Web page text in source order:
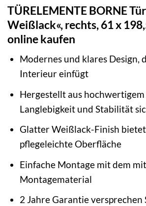
TÜRELEMENTE BORNE
Weißlack«, rechts, 61 x
online kaufen
Modernes und klares Design,
Interieur einfügt
Hergestellt aus hochwertigem
Langlebigkeit und Stabilität
Glatter Weißlack-Finish
pflegeleichte Oberfläche
Einfache Montage mit dem
Montagematerial
2 Jahre Garantie